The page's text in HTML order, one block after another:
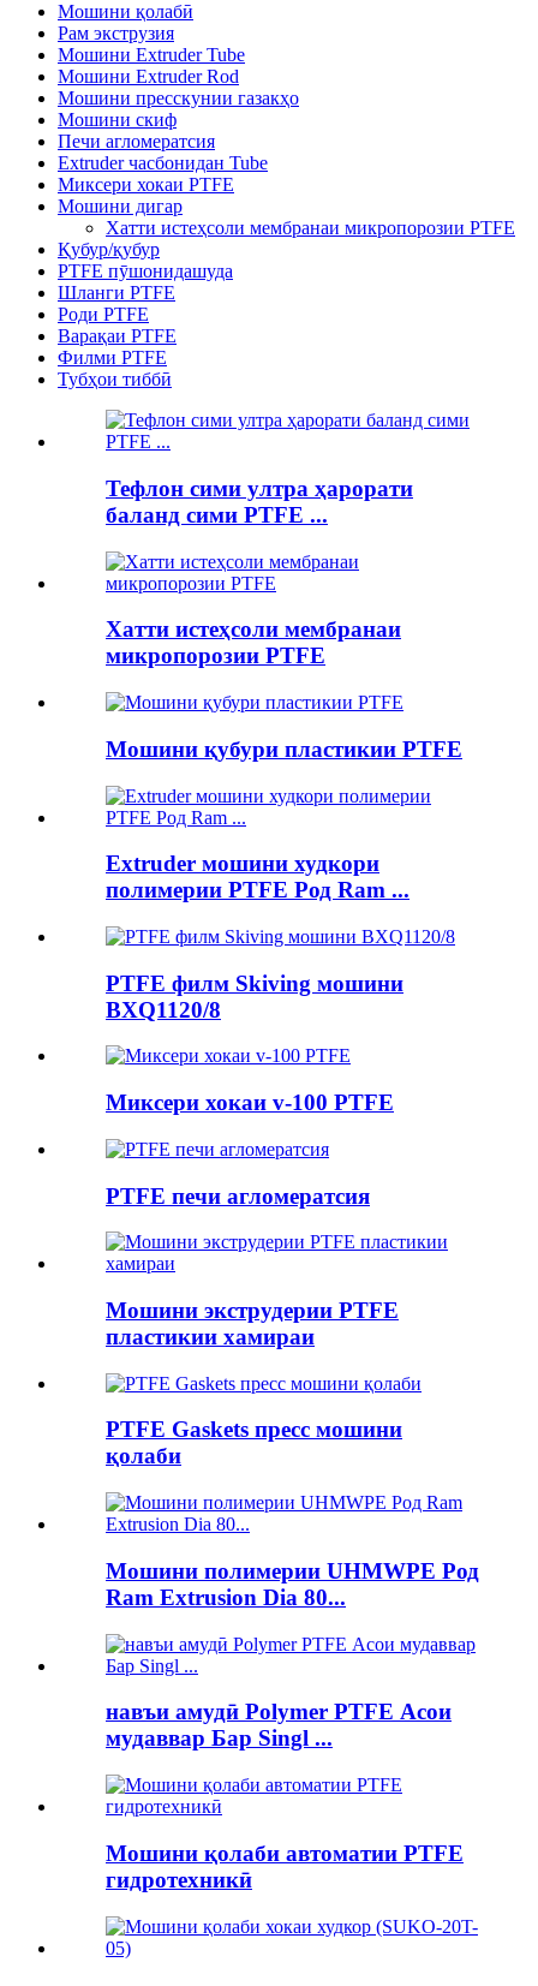
Мошини қолабӣ
Рам экструзия
Мошини Extruder Tube
Мошини Extruder Rod
Мошини пресскунии газакҳо
Мошини скиф
Печи агломератсия
Extruder часбонидан Tube
Миксери хокаи PTFE
Мошини дигар
Хатти истеҳсоли мембранаи микропорозии PTFE
Қубур/қубур
PTFE пӯшонидашуда
Шланги PTFE
Роди PTFE
Варақаи PTFE
Филми PTFE
Тубҳои тиббӣ
Тефлон сими ултра ҳарорати
баланд сими PTFE ...
Хатти истеҳсоли мембранаи
микропорозии PTFE
Мошини қубури пластикии PTFE
Extruder мошини худкори
полимерии PTFE Род Ram ...
PTFE филм Skiving мошини
BXQ1120/8
Миксери хокаи v-100 PTFE
PTFE печи агломератсия
Мошини экструдерии PTFE
пластикии хамираи
PTFE Gaskets пресс мошини
қолаби
Мошини полимерии UHMWPE Род
Ram Extrusion Dia 80...
навъи амудӣ Polymer PTFE Асои
мудаввар Бар Singl ...
Мошини қолаби автоматии PTFE
гидротехникӣ